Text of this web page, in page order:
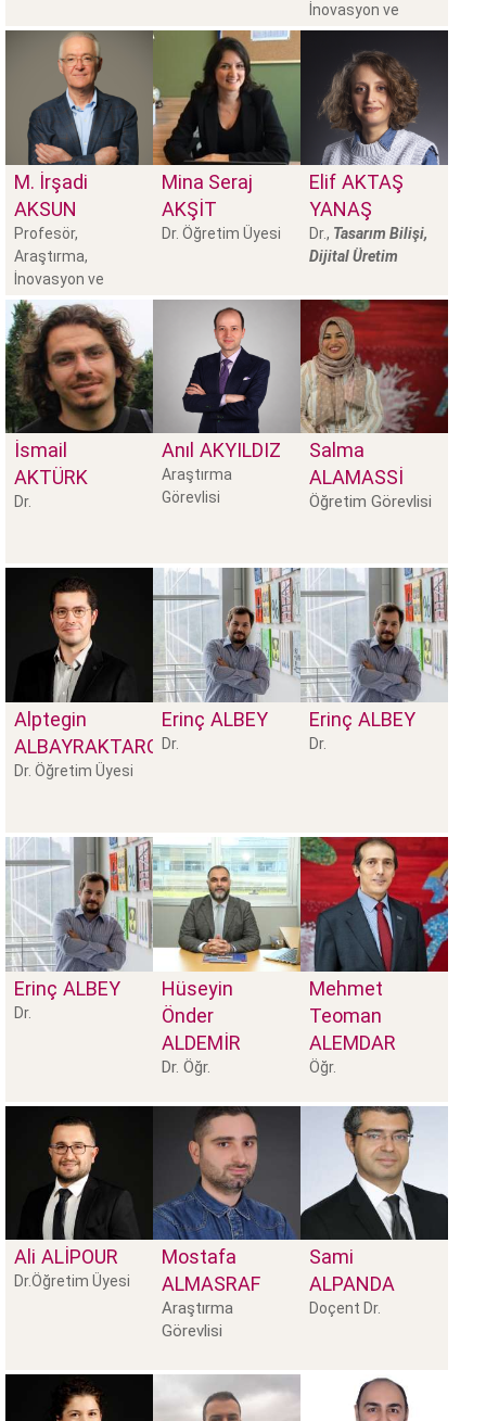
İnovasyon ve
Etkiden
M. İrşadi
AKSUN
Profesör,
Araştırma,
İnovasyon ve
Etkiden Sorum
Mina Seraj
AKŞIT
Dr. Öğretim Üyesi
Elif AKTAŞ
YANAŞ
Dr., Tasarım Bilişi,
Dijital Üretim
İsmail
AKTÜRK
Dr.
Anıl AKYILDIZ
Araştırma
Görevlisi
Salma
ALAMASSI
Öğretim Görevlisi
Alptegin
ALBAYRAKTAROĞLU
Dr. Öğretim Üyesi
Erinç ALBEY
Dr.
Erinç ALBEY
Dr.
Erinç ALBEY
Dr.
Hüseyin
Önder
ALDEMİR
Dr. Öğr.
Mehmet
Teoman
ALEMDAR
Öğr.
Ali ALIPOUR
Dr.Öğretim Üyesi
Mostafa
ALMASRAF
Araştırma
Görevlisi
Sami
ALPANDA
Doçent Dr.